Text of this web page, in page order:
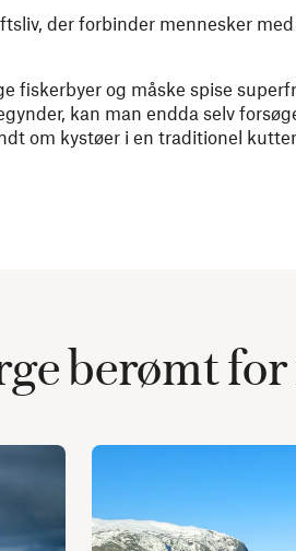
der forbinder mennesker med
fiskerbyer og måske spise
kan man endda selv
om kystøer i en traditionel
berømt